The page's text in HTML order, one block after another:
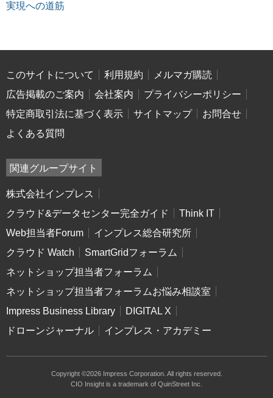
実現への道筋
このサイトについて 利用規約
メルマガ購読
広告掲載のご案内
会社案内
プライバシーポリシー
特定商取引法に基づく表示
サイトマップ
お問合せ
よくある質問
関連グループサイト
株式会社インプレス
クラウド&データセンター完全ガイド
Think IT
Web担当者Forum
インプレス総合研究所
クラウド Watch
SmartGridフォーラム
ネットショップ担当者フォーラム
ネットショップ担当者フォーラムお悩み相談室
Impress Business Library
DIGITAL X
ドローンジャーナル
インプレス・アカデミー
Copyright ©2026 Impress Corporation. All rights reserved.
CIO Insight is a trademark of QuinStreet Inc.